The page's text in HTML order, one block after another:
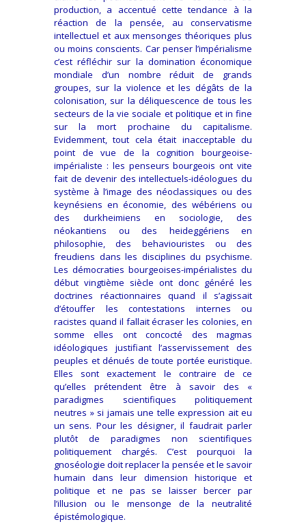
production, a accentué cette tendance à la
réaction de la pensée, au conservatisme
intellectuel et aux mensonges théoriques plus
ou moins conscients. Car penser l’impérialisme
c’est réfléchir sur la domination économique
mondiale d’un nombre réduit de grands
groupes, sur la violence et les dégâts de la
colonisation, sur la déliquescence de tous les
secteurs de la vie sociale et politique et in fine
sur la mort prochaine du capitalisme.
Evidemment, tout cela était inacceptable du
point de vue de la cognition bourgeoise-
impérialiste : les penseurs bourgeois ont vite
fait de devenir des intellectuels-idéologues du
système à l’image des néoclassiques ou des
keynésiens en économie, des wébériens ou
des durkheimiens en sociologie, des
néokantiens ou des heideggériens en
philosophie, des behaviouristes ou des
freudiens dans les disciplines du psychisme.
Les démocraties bourgeoises-impérialistes du
début vingtième siècle ont donc généré les
doctrines réactionnaires quand il s’agissait
d’étouffer les contestations internes ou
racistes quand il fallait écraser les colonies, en
somme elles ont concocté des magmas
idéologiques justifiant l’asservissement des
peuples et dénués de toute portée euristique.
Elles sont exactement le contraire de ce
qu’elles prétendent être à savoir des «
paradigmes scientifiques politiquement
neutres » si jamais une telle expression ait eu
un sens. Pour les désigner, il faudrait parler
plutôt de paradigmes non scientifiques
politiquement chargés. C’est pourquoi la
gnoséologie doit replacer la pensée et le savoir
humain dans leur dimension historique et
politique et ne pas se laisser bercer par
l’illusion ou le mensonge de la neutralité
épistémologique.